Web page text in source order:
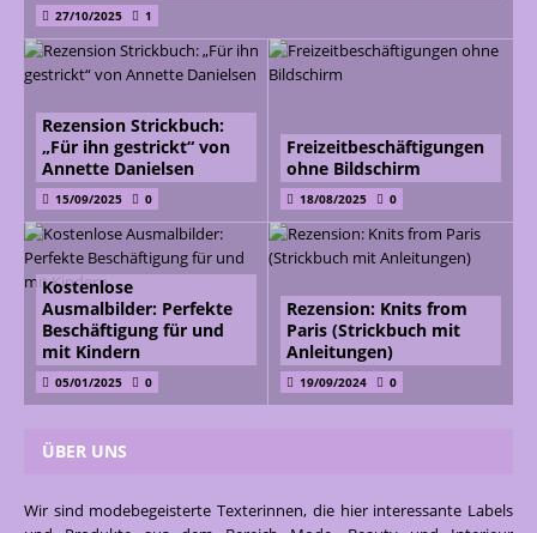
27/10/2025 1
Rezension Strickbuch:
„Für ihn gestrickt“ von
Annette Danielsen
15/09/2025 0
Freizeitbeschäftigungen
ohne Bildschirm
18/08/2025 0
Kostenlose
Ausmalbilder: Perfekte
Beschäftigung für und
mit Kindern
05/01/2025 0
Rezension: Knits from
Paris (Strickbuch mit
Anleitungen)
19/09/2024 0
ÜBER UNS
Wir sind modebegeisterte Texterinnen, die hier interessante Labels